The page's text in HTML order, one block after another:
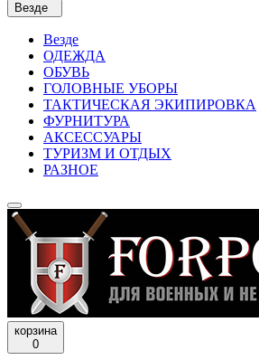
Везде
Везде
ОДЕЖДА
ОБУВЬ
ГОЛОВНЫЕ УБОРЫ
ТАКТИЧЕСКАЯ ЭКИПИРОВКА
ФУРНИТУРА
АКСЕССУАРЫ
ТУРИЗМ И ОТДЫХ
РАЗНОЕ
корзина
0